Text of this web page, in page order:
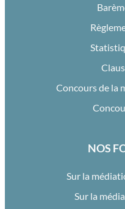
Concours de la
NOS
Sur la
Sur la